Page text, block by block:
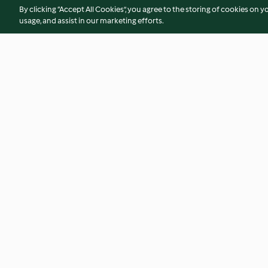
By clicking “Accept All Cookies”, you agree to the storing of cookies on
usage, and assist in our marketing efforts.